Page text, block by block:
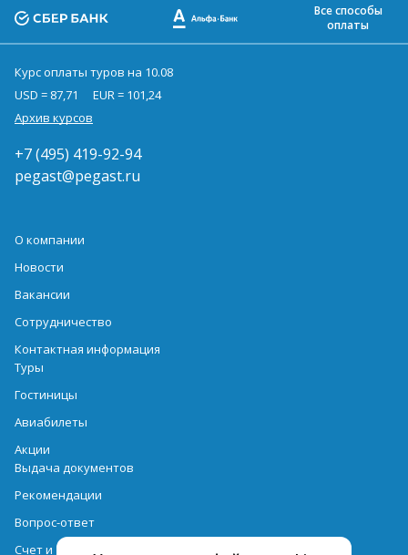
Все способы
оплаты
Курс оплаты туров на 10.08
USD = 87,71
EUR = 101,24
Архив курсов
+7 (495) 419-92-94
pegast@pegast.ru
О компании
Новости
Вакансии
Сотрудничество
Контактная информация
Туры
Гостиницы
Авиабилеты
Акции
Выдача документов
Рекомендации
Вопрос-ответ
Счет и оплата